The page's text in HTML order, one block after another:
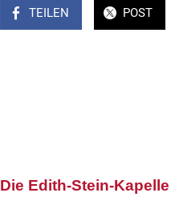
TEILEN POST
Die Edith-Stein-